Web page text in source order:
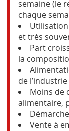
semaine (le
chaque
et très
Part
la
de
Moins de
alimentaire,
Vente à